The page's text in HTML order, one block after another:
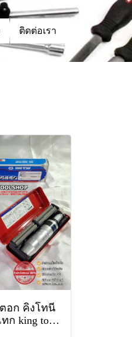
ติดต่อเรา
อก คิงโทนี่
ก king tony